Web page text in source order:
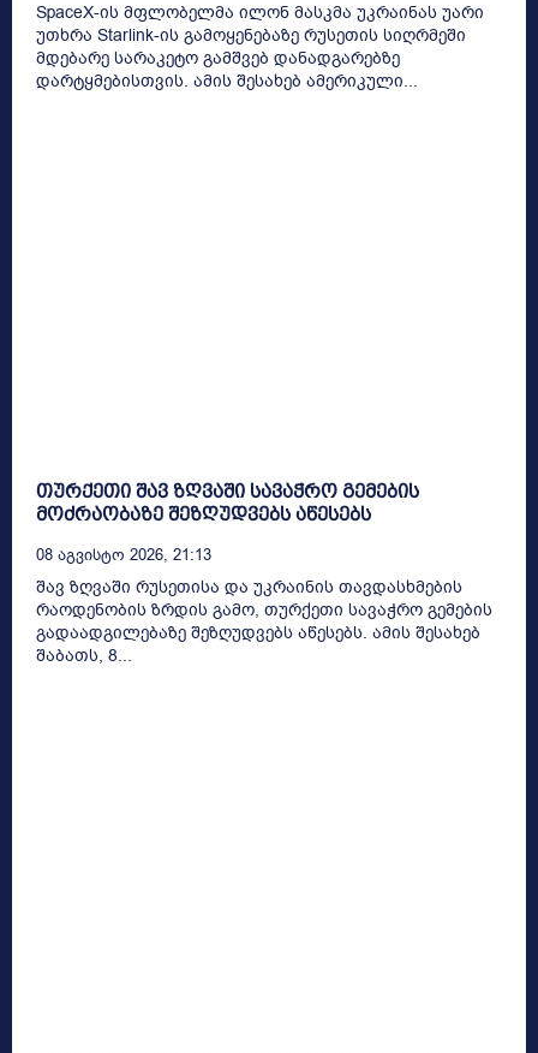
SpaceX-ის მფლობელმა ილონ მასკმა უკრაინას უარი
უთხრა Starlink-ის გამოყენებაზე რუსეთის სიღრმეში
მდებარე სარაკეტო გამშვებ დანადგარებზე
დარტყმებისთვის. ამის შესახებ ამერიკული...
თურქეთი შავ ზღვაში სავაჭრო გემების
მოძრაობაზე შეზღუდვებს აწესებს
08 Აგვისტო 2026, 21:13
შავ ზღვაში რუსეთისა და უკრაინის თავდასხმების
რაოდენობის ზრდის გამო, თურქეთი სავაჭრო გემების
გადაადგილებაზე შეზღუდვებს აწესებს. ამის შესახებ
შაბათს, 8...